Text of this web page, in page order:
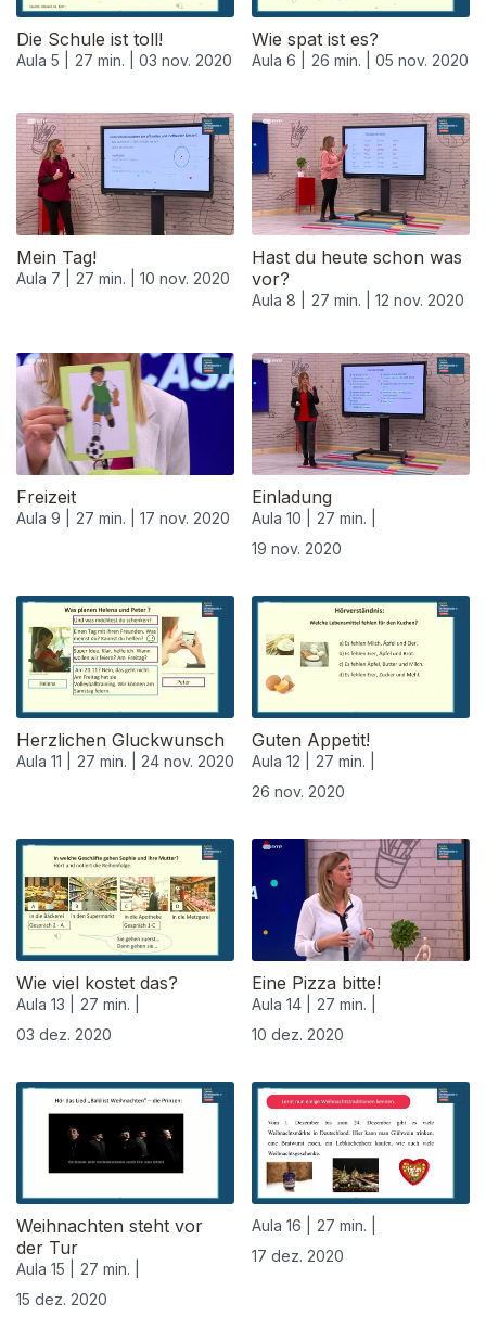
Die Schule ist toll!
Aula 5 | 27 min. | 03 nov. 2020
Wie spat ist es?
Aula 6 | 26 min. | 05 nov. 2020
Mein Tag!
Aula 7 | 27 min. | 10 nov. 2020
Hast du heute schon was
vor?
Aula 8 | 27 min. | 12 nov. 2020
Freizeit
Aula 9 | 27 min. | 17 nov. 2020
Einladung
Aula 10 |
27 min. |
19 nov. 2020
Herzlichen Gluckwunsch
Aula 11 | 27 min. | 24 nov. 2020
Guten Appetit!
Aula 12 |
27 min. |
26 nov. 2020
508475
Wie viel kostet das?
Aula 13 |
27 min. |
03 dez. 2020
Eine Pizza bitte!
Aula 14 |
27 min. |
10 dez. 2020
Weihnachten steht vor
der Tur
Aula 15 |
27 min. |
15 dez. 2020
Aula 16 |
27 min. |
17 dez. 2020